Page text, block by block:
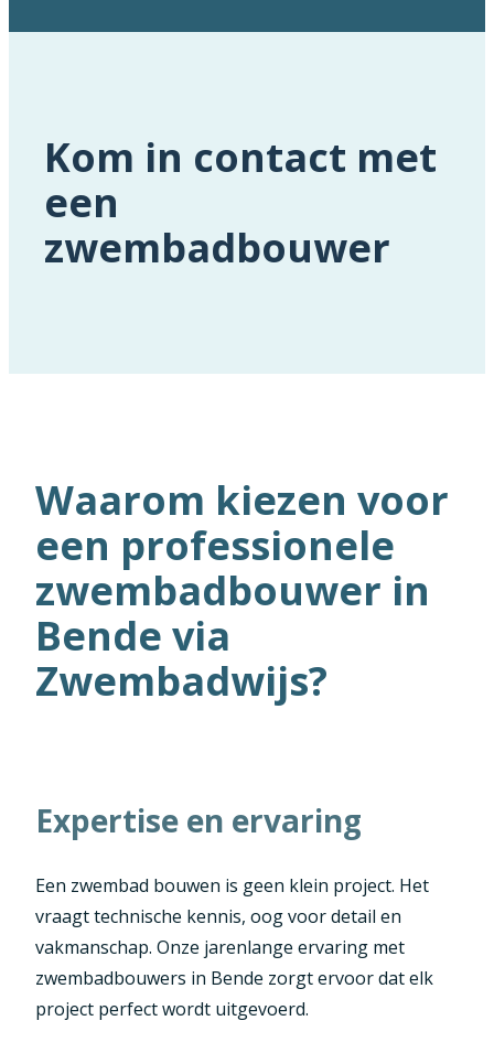
Kom in contact met
een
zwembadbouwer
Waarom kiezen voor
een professionele
zwembadbouwer in
Bende via
Zwembadwijs?
Expertise en ervaring
Een zwembad bouwen is geen klein project. Het
vraagt technische kennis, oog voor detail en
vakmanschap. Onze jarenlange ervaring met
zwembadbouwers in Bende zorgt ervoor dat elk
project perfect wordt uitgevoerd.